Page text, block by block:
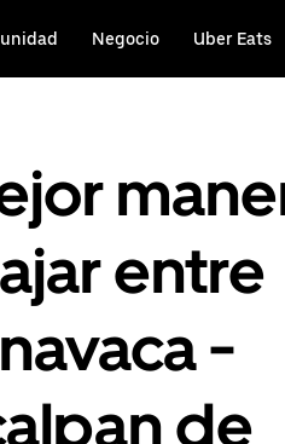
unidad Negocio Uber Eats
entre
-
de